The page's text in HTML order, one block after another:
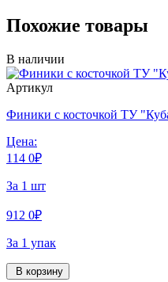
Похожие товары
В наличии
Артикул
Финики с косточкой ТУ
Цена:
114 0₽
За 1 шт
912 0₽
За 1 упак
В корзину